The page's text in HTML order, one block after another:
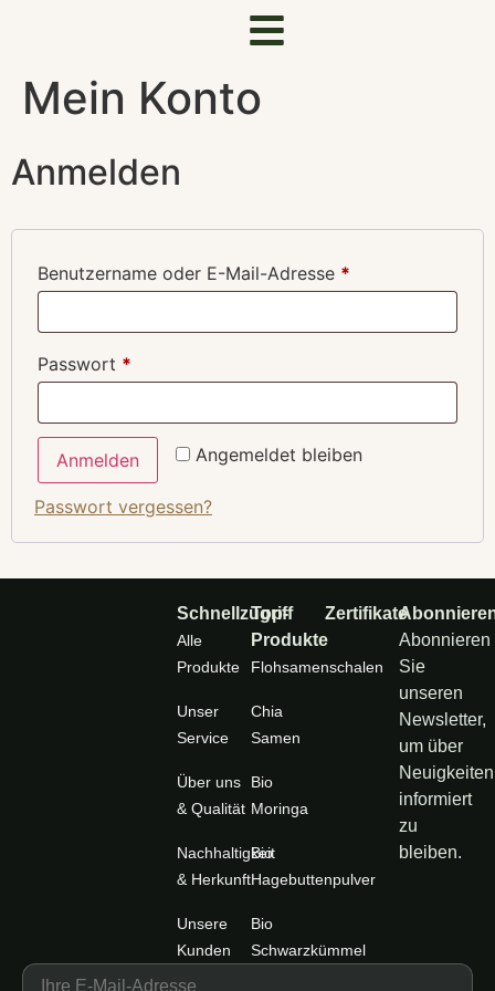
Mein Konto
Anmelden
Benutzername oder E-Mail-Adresse *
Passwort *
Angemeldet bleiben
Anmelden
Passwort vergessen?
Schnellzugriff
Alle
Produkte
Unser
Service
Über uns
& Qualität
Nachhaltigkeit
& Herkunft
Unsere
Kunden
Top-
Produkte
Flohsamenschalen
Chia
Samen
Bio
Moringa
Bio
Hagebuttenpulver
Bio
Schwarzkümmel
Zertifikate
Abonnieren
Sie
unseren
Newsletter,
um über
Neuigkeiten
informiert
zu
bleiben.